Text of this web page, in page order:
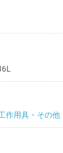
作用具・その他